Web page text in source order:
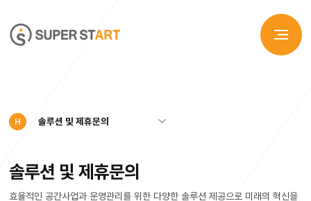
H 솔루션 및 제휴문의
솔루션 및 제휴문의
효율적인 공간사업과 운영관리를 위한 다양한 솔루션 제공으로 미래의 혁신을